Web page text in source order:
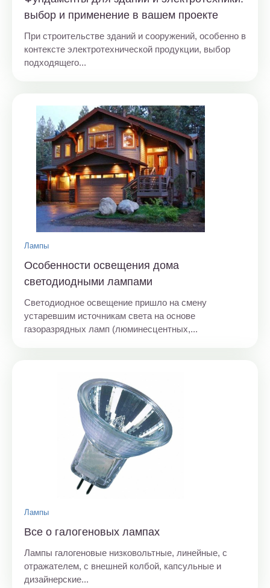
выбор и применение в вашем проекте
При строительстве зданий и сооружений, особенно в
контексте электротехнической продукции, выбор
подходящего...
Лампы
Особенности освещения дома
светодиодными лампами
Светодиодное освещение пришло на смену
устаревшим источникам света на основе
газоразрядных ламп (люминесцентных,...
Лампы
Все о галогеновых лампах
Лампы галогеновые низковольтные, линейные, с
отражателем, с внешней колбой, капсульные и
дизайнерские...